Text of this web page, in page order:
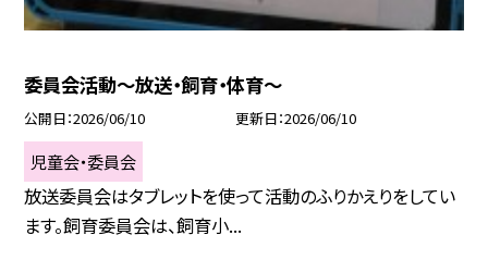
委員会活動～放送・飼育・体育～
公開日 2026/06/10 更新日 2026/06/10
児童会・委員会
放送委員会はタブレットを使って活動のふりかえりをしてい
ます。飼育委員会は、飼育小...